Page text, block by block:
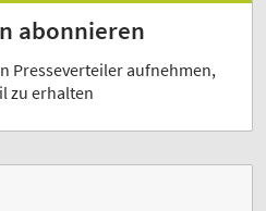
abonnieren
Presseverteiler aufnehmen,
zu erhalten